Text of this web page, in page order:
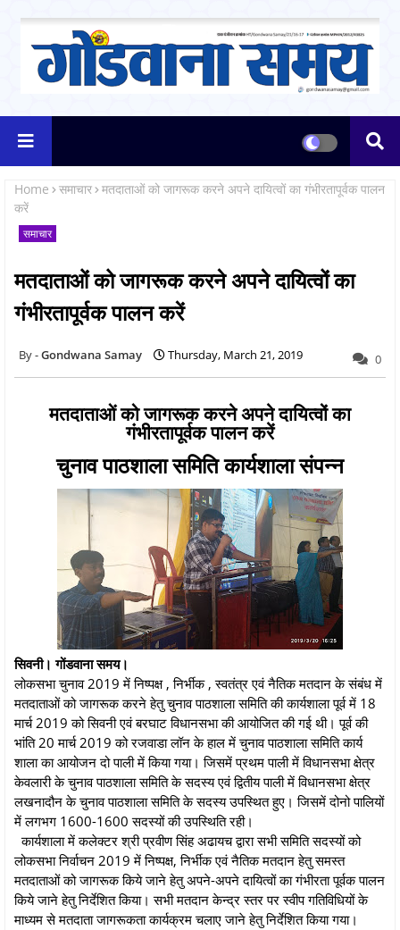
Home समाचार मतदाताओं को जागरूक करने अपने दायित्वों का गंभीरतापूर्वक पालन
करें
समाचार
मतदाताओं को जागरूक करने अपने दायित्वों का
गंभीरतापूर्वक पालन करें
Gondwana Samay Thursday, March 21, 2019 0
मतदाताओं को जागरूक करने अपने दायित्वों का
गंभीरतापूर्वक पालन करें
चुनाव पाठशाला समिति कार्यशाला संपन्न
सिवनी। गोंडवाना समय।
लोकसभा चुनाव 2019 में निष्पक्ष , निर्भीक , स्वतंत्र एवं नैतिक मतदान के संबंध में
मतदाताओं को जागरूक करने हेतु चुनाव पाठशाला समिति की कार्यशाला पूर्व में 18
मार्च 2019 को सिवनी एवं बरघाट विधानसभा की आयोजित की गई थी। पूर्व की
भांति 20 मार्च 2019 को रजवाडा लॉन के हाल में चुनाव पाठशाला समिति कार्य
शाला का आयोजन दो पाली में किया गया। जिसमें प्रथम पाली में विधानसभा क्षेत्र
केवलारी के चुनाव पाठशाला समिति के सदस्य एवं द्वितीय पाली में विधानसभा क्षेत्र
लखनादौन के चुनाव पाठशाला समिति के सदस्य उपस्थित हुए। जिसमें दोनो पालियों
में लगभग 1600-1600 सदस्यों की उपस्थिति रही।
कार्यशाला में कलेक्टर श्री प्रवीण सिंह अढायच द्वारा सभी समिति सदस्यों को
लोकसभा निर्वाचन 2019 में निष्पक्ष, निर्भीक एवं नैतिक मतदान हेतु समस्त
मतदाताओं को जागरूक किये जाने हेतु अपने-अपने दायित्वों का गंभीरता पूर्वक पालन
किये जाने हेतु निर्देशित किया। सभी मतदान केन्द्र स्तर पर स्वीप गतिविधियों के
माध्यम से मतदाता जागरूकता कार्यक्रम चलाए जाने हेतु निर्देशित किया गया।